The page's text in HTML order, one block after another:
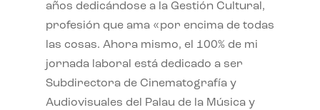
años dedicándose a la Gestión Cultural,
profesión que ama «por encima de todas
las cosas. Ahora mismo, el 100% de mi
jornada laboral está dedicado a ser
Subdirectora de Cinematografía y
Audiovisuales del Palau de la Música y